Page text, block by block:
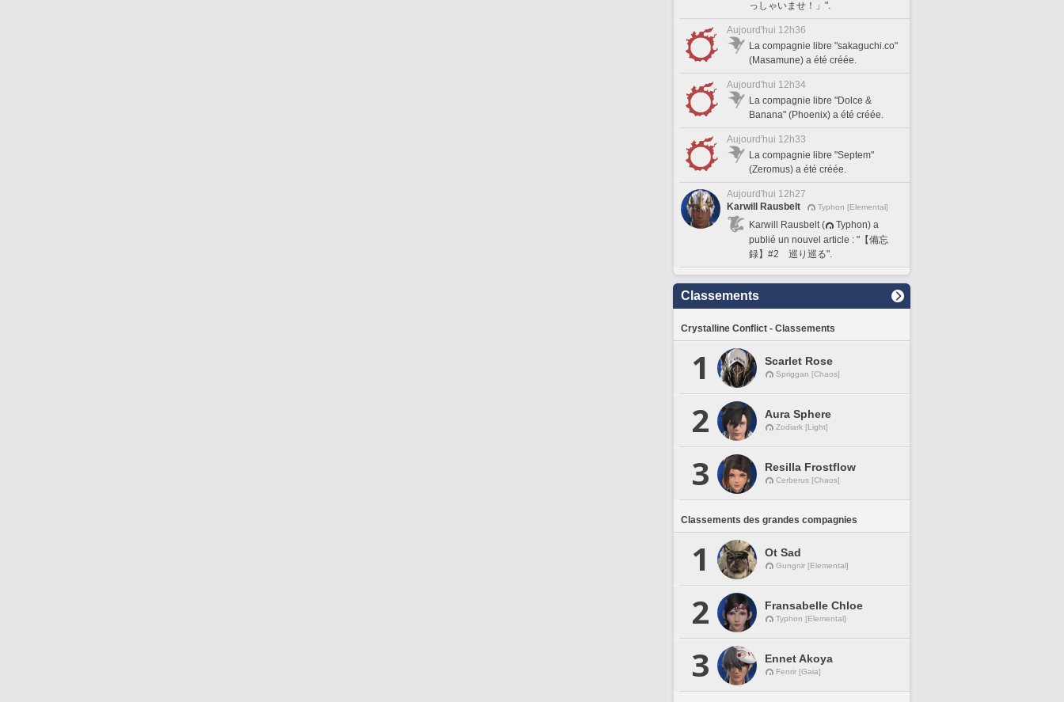
っしゃいませ！」".
Aujourd'hui 12h36
La compagnie libre "sakaguchi.co"
(Masamune) a été créée.
Aujourd'hui 12h34
La compagnie libre "Dolce &
Banana" (Phoenix) a été créée.
Aujourd'hui 12h33
La compagnie libre "Septem"
(Zeromus) a été créée.
Aujourd'hui 12h27
Karwill Rausbelt
Typhon [Elemental]
Karwill Rausbelt (
Typhon) a
publié un nouvel article : "【備忘
録】#2 巡り巡る".
Classements
Crystalline Conflict - Classements
1 Scarlet Rose
Spriggan [Chaos]
2 Aura Sphere
Zodiark [Light]
3 Resilla Frostflow
Cerberus [Chaos]
Classements des grandes compagnies
1 Ot Sad
Gungnir [Elemental]
2 Fransabelle Chloe
Typhon [Elemental]
3 Ennet Akoya
Fenrir [Gaia]